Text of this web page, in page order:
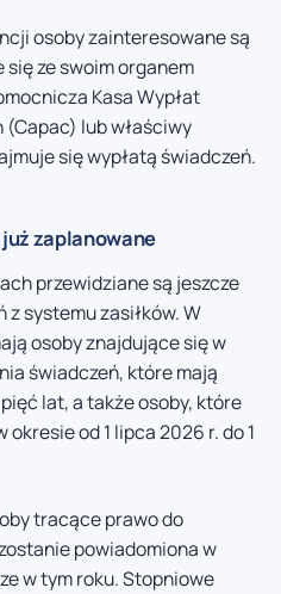
osoby zainteresowane są
ze swoim organem
Kasa Wypłat
lub właściwy
się wypłatą świadczeń.
zaplanowane
przewidziane są jeszcze
systemu zasiłków. W
osoby znajdujące się w
świadczeń, które mają
lat, a także osoby, które
od 1 lipca 2026 r. do 1
tracące prawo do
powiadomiona w
w tym roku. Stopniowe